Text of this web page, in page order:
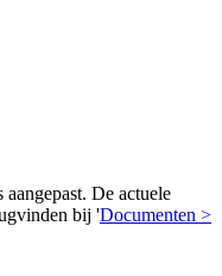
De actuele
bij 'Documenten >